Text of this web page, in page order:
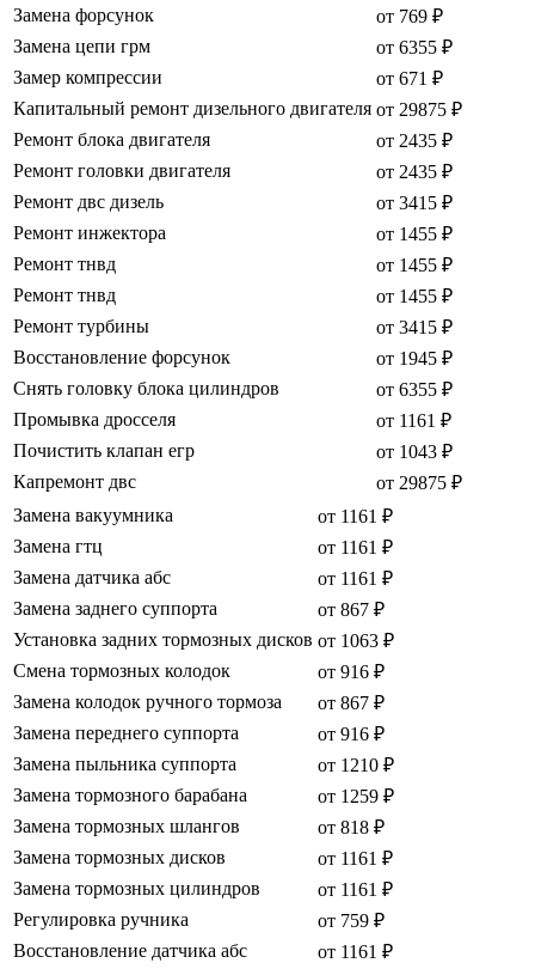
Замена форсунок
от 769 ₽
Замена цепи грм
от 6355 ₽
Замер компрессии
от 671 ₽
Капитальный ремонт дизельного двигателя от 29875 ₽
Ремонт блока двигателя
от 2435 ₽
Ремонт головки двигателя
от 2435 ₽
Ремонт двс дизель
от 3415 ₽
Ремонт инжектора
от 1455 ₽
Ремонт тнвд
от 1455 ₽
Ремонт тнвд
от 1455 ₽
Ремонт турбины
от 3415 ₽
Восстановление форсунок
от 1945 ₽
Снять головку блока цилиндров
от 6355 ₽
Промывка дросселя
от 1161 ₽
Почистить клапан егр
от 1043 ₽
Капремонт двс
от 29875 ₽
Замена вакуумника
от 1161 ₽
Замена гтц
от 1161 ₽
Замена датчика абс
от 1161 ₽
Замена заднего суппорта
от 867 ₽
Установка задних тормозных дисков от 1063 ₽
Смена тормозных колодок
от 916 ₽
Замена колодок ручного тормоза
от 867 ₽
Замена переднего суппорта
от 916 ₽
Замена пыльника суппорта
от 1210 ₽
Замена тормозного барабана
от 1259 ₽
Замена тормозных шлангов
от 818 ₽
Замена тормозных дисков
от 1161 ₽
Замена тормозных цилиндров
от 1161 ₽
Регулировка ручника
от 759 ₽
Восстановление датчика абс
от 1161 ₽